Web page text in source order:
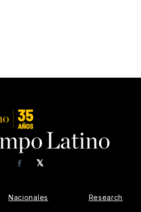
𝕏
Facebook
Nacionales Research